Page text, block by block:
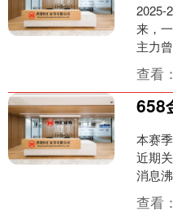
2025-
来，
主力
温。
赛的
查看
本赛
近期
消息
不执
这位
查看：